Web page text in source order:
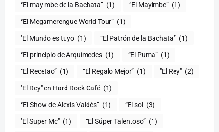
“El mayimbe de la Bachata” (1) “El Mayimbe” (1)
“El Megamerengue World Tour” (1)
"El Mundo es tuyo (1) “El Patrón de la Bachata” (1)
“El principio de Arquímedes (1) “El Puma” (1)
“El Recetao” (1) “El Regalo Mejor” (1) "El Rey" (2)
"El Rey" en Hard Rock Café (1)
“El Show de Alexis Valdés” (1) “El sol (3)
"El Super Mc" (1) (1)